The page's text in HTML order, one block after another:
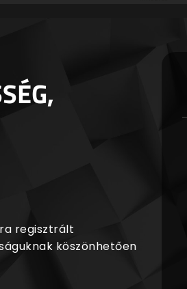
regisztrált
köszönhetően